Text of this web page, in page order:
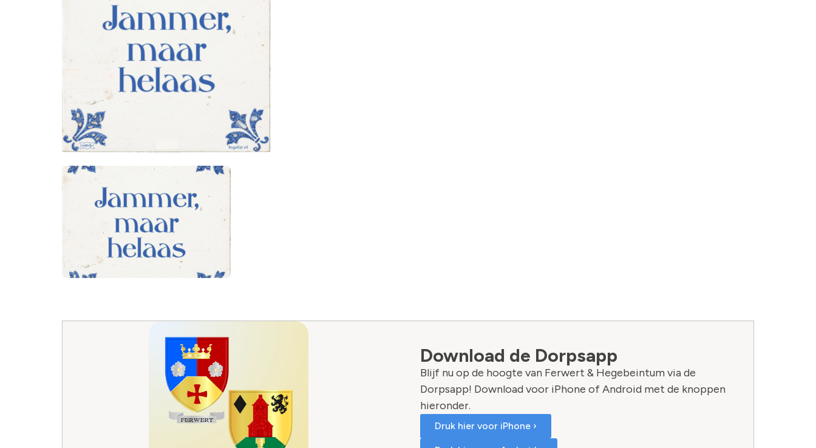
Download de Dorpsapp
Blijf nu op de hoogte van Ferwert & Hegebeintum via de
Dorpsapp! Download voor iPhone of Android met de knoppen
hieronder.
Druk hier voor iPhone ›